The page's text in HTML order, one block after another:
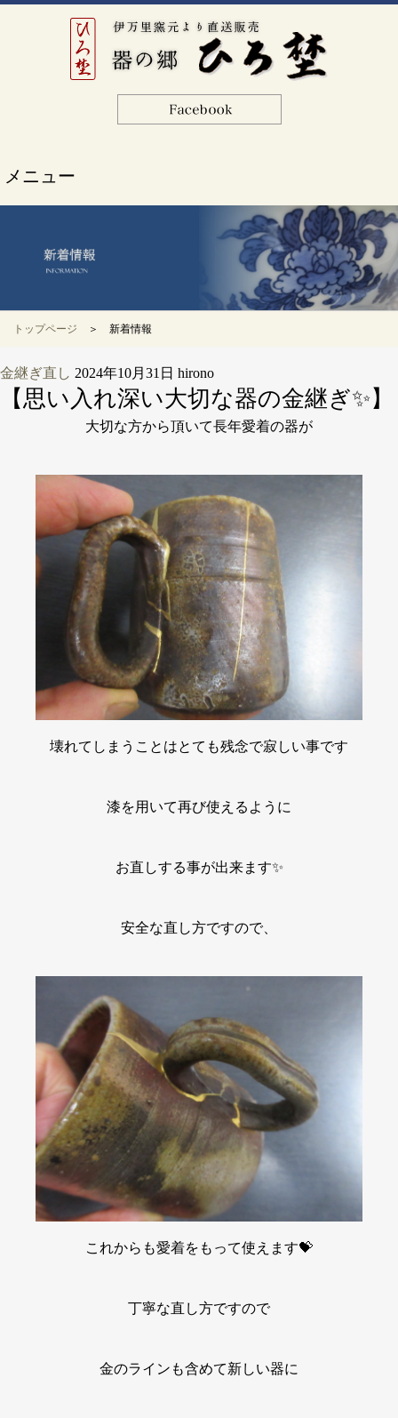
メニュー
トップページ ＞ 新着情報
金継ぎ直し 2024年10月31日 hirono
【思い入れ深い大切な器の金継ぎ✨】
大切な方から頂いて長年愛着の器が
壊れてしまうことはとても残念で寂しい事です
漆を用いて再び使えるように
お直しする事が出来ます✨
安全な直し方ですので、
これからも愛着をもって使えます💝
丁寧な直し方ですので
金のラインも含めて新しい器に